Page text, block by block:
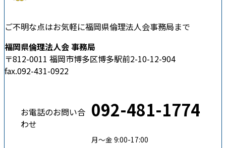
ご不明な点はお気軽に福岡県倫理法人会事務局まで
福岡県倫理法人会 事務局
〒812-0011 福岡市博多区博多駅前2-10-12-904
fax.092-431-0922
お電話のお問い合
わせ
092-481-1774
月〜金 9:00-17:00